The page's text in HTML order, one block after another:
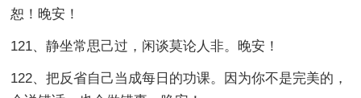
恕！晚安！
121、静坐常思己过，闲谈莫论人非。晚安！
122、把反省自己当成每日的功课。因为你不是完美的，